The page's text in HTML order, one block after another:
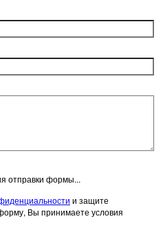
отправки формы...
и защите
Вы принимаете условия